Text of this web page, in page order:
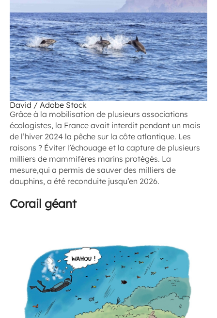
David / Adobe Stock
Grâce à la mobilisation de plusieurs associations
écologistes, la France avait interdit pendant un mois
de l’hiver 2024 la pêche sur la côte atlantique. Les
raisons ? Éviter l’échouage et la capture de plusieurs
milliers de mammifères marins protégés. La
mesure,qui a permis de sauver des milliers de
dauphins, a été reconduite jusqu’en 2026.
Corail géant